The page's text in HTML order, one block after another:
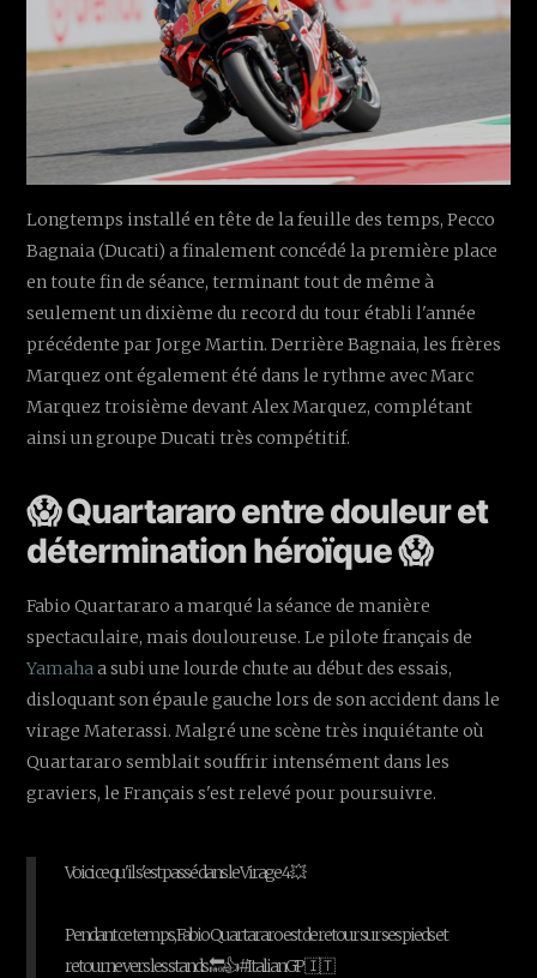
Longtemps installé en tête de la feuille des temps, Pecco
Bagnaia (Ducati) a finalement concédé la première place
en toute fin de séance, terminant tout de même à
seulement un dixième du record du tour établi l'année
précédente par Jorge Martin. Derrière Bagnaia, les frères
Marquez ont également été dans le rythme avec Marc
Marquez troisième devant Alex Marquez, complétant
ainsi un groupe Ducati très compétitif.
😱 Quartararo entre douleur et
détermination héroïque 😱
Fabio Quartararo a marqué la séance de manière
spectaculaire, mais douloureuse. Le pilote français de
Yamahaa subi une lourde chute au début des essais,
disloquant son épaule gauche lors de son accident dans le
virage Materassi. Malgré une scène très inquiétante où
Quartararo semblait souffrir intensément dans les
graviers, le Français s'est relevé pour poursuivre.
Voici ce qu'il s'est passé dans le Virage 4 💥
Pendant ce temps, Fabio Quartararo est de retour sur ses pieds et
retourne vers les stands 🔙👍 #ItalianGP 🇮🇹